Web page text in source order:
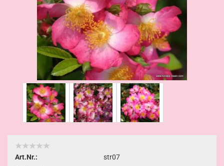
Art.Nr.:
str07